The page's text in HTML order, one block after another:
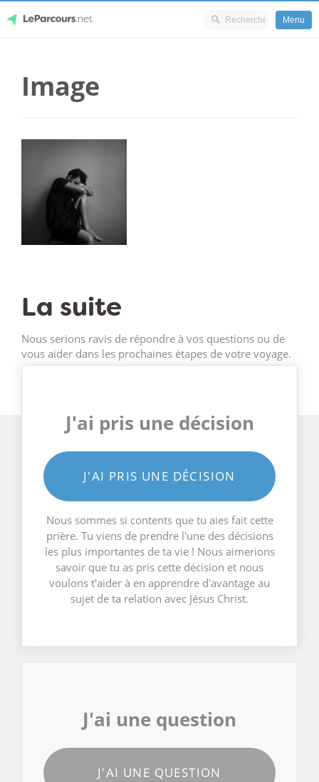
content
Menu
Image
La suite
Nous serions ravis de répondre à vos questions ou de
vous aider dans les prochaines étapes de votre voyage.
J'ai pris une décision
J'AI PRIS UNE DÉCISION
Nous sommes si contents que tu aies fait cette
prière. Tu viens de prendre l'une des décisions
les plus importantes de ta vie ! Nous aimerions
savoir que tu as pris cette décision et nous
voulons t'aider à en apprendre d'avantage au
sujet de ta relation avec Jésus Christ.
J'ai une question
J'AI UNE QUESTION